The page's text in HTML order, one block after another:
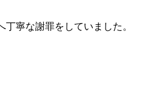
寧な謝罪をしていました。